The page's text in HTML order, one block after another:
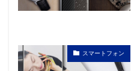
スマートフォン